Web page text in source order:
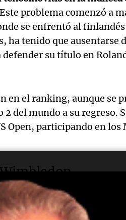
Este problema comenzó a
se enfrentó al
ha tenido que ausentarse
su título en
en el ranking, aunque se
del mundo a su regreso.
Open, participando en los
un destacado historial en
2023 y 2024. En la edición